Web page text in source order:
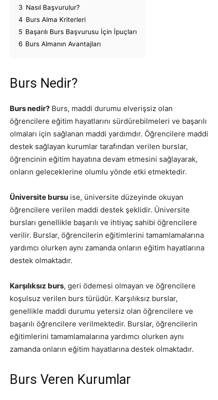
3 Nasıl Başvurulur?
4 Burs Alma Kriterleri
5 Başarılı Burs Başvurusu İçin İpuçları
6 Burs Almanın Avantajları
Burs Nedir?
Burs nedir? Burs, maddi durumu elverişsiz olan
öğrencilere eğitim hayatlarını sürdürebilmeleri ve başarılı
olmaları için sağlanan maddi yardımdır. Öğrencilere maddi
destek sağlayan kurumlar tarafından verilen burslar,
öğrencinin eğitim hayatına devam etmesini sağlayarak,
onların geleceklerine olumlu yönde etki etmektedir.
Üniversite bursu ise, üniversite düzeyinde okuyan
öğrencilere verilen maddi destek şeklidir. Üniversite
bursları genellikle başarılı ve ihtiyaç sahibi öğrencilere
verilir. Burslar, öğrencilerin eğitimlerini tamamlamalarına
yardımcı olurken aynı zamanda onların eğitim hayatlarına
destek olmaktadır.
Karşılıksız burs, geri ödemesi olmayan ve öğrencilere
koşulsuz verilen burs türüdür. Karşılıksız burslar,
genellikle maddi durumu yetersiz olan öğrencilere ve
başarılı öğrencilere verilmektedir. Burslar, öğrencilerin
eğitimlerini tamamlamalarına yardımcı olurken aynı
zamanda onların eğitim hayatlarına destek olmaktadır.
Burs Veren Kurumlar